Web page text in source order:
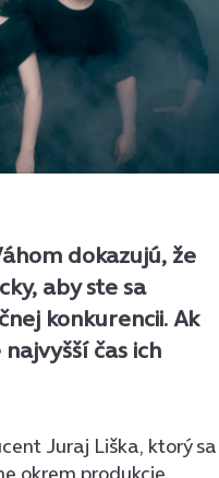
dokazujú, že
aby ste sa
konkurencii. Ak
čas ich
Juraj Liška, ktorý sa